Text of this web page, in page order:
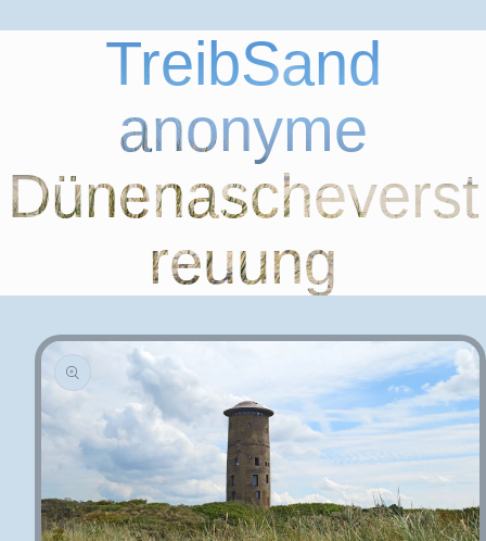
TreibSand
anonyme
Dünenascheverst
reuung